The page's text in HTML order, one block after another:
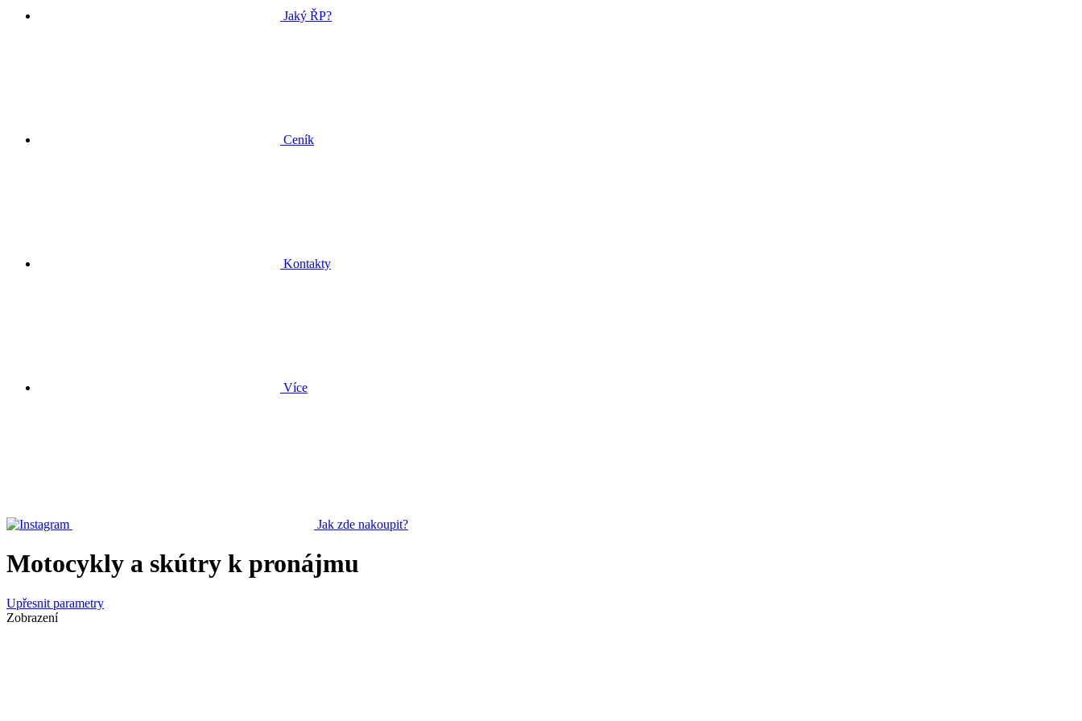
Jaký ŘP?
Ceník
Kontakty
Více
Jak zde nakoupit?
Motocykly a skútry k pronájmu
Upřesnit parametry
Zobrazení